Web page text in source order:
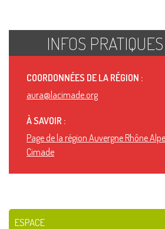
INFOS
COORDONNÉES DE LA RÉGION :
aura@lacimade.org
À SAVOIR :
Page de la région Auvergne Rhône
Cimade
ESPACE